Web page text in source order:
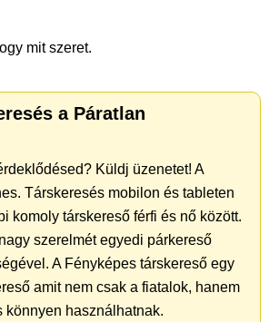
mit szeret.
a Páratlan
Küldj üzenetet! A
Társkeresés mobilon és tableten
komoly társkereső férfi és nő között.
szerelmét egyedi párkereső
A Fényképes társkereső egy
amit nem csak a fiatalok, hanem
könnyen használhatnak.